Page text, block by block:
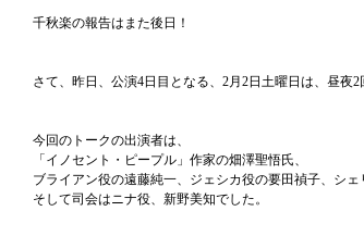
千秋楽の報告はまた後日！
さて、昨日、公演4日目となる、2月2日土曜日は、昼夜
今回のトークの出演者は、
「イノセント・ピープル」作家の畑澤聖悟氏、
ブライアン役の遠藤純一、ジェシカ役の要田禎子、シ
そして司会はニナ役、新野美知でした。